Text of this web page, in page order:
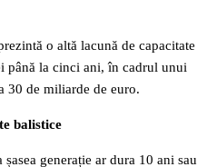
o altă lacună de capacitate
până la cinci ani, în cadrul unui
30 de miliarde de euro.
balistice
generație ar dura 10 ani sau